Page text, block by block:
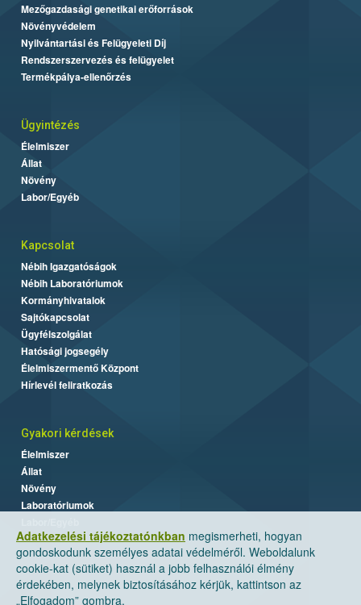
Adatkezelési tájékoztatónkban megismerheti, hogyan
gondoskodunk személyes adatai védelméről. Weboldalunk
cookie-kat (sütiket) használ a jobb felhasználói élmény
érdekében, melynek biztosításához kérjük, kattintson az
„Elfogadom” gombra.
Mezőgazdasági genetikai erőforrások
Növényvédelem
Nyilvántartási és Felügyeleti Díj
Rendszerszervezés és felügyelet
Termékpálya-ellenőrzés
Ügyintézés
Élelmiszer
Állat
Növény
Labor/Egyéb
Kapcsolat
Nébih Igazgatóságok
Nébih Laboratóriumok
Kormányhivatalok
Sajtókapcsolat
Ügyfélszolgálat
Hatósági jogsegély
Élelmiszermentő Központ
Hírlevél feliratkozás
Gyakori kérdések
Élelmiszer
Állat
Növény
Laboratóriumok